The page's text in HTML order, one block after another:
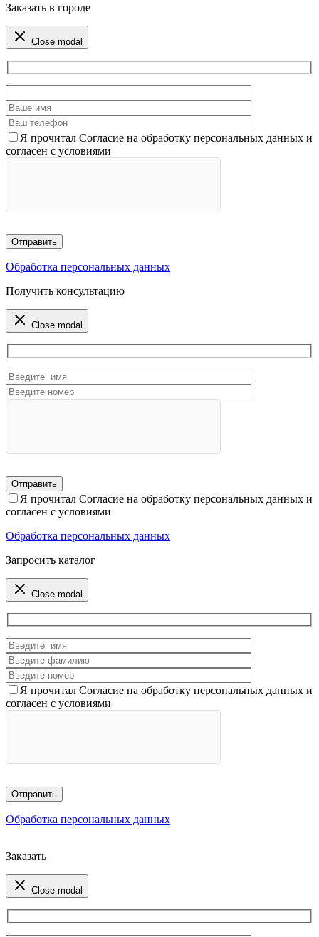
Заказать в городе
Close modal
Я прочитал Согласие на обработку персональных данных и
согласен с условиями
Обработка персональных данных
Получить консультацию
Close modal
Я прочитал Согласие на обработку персональных данных и
согласен с условиями
Обработка персональных данных
Запросить каталог
Close modal
Я прочитал Согласие на обработку персональных данных и
согласен с условиями
Обработка персональных данных
Заказать
Close modal